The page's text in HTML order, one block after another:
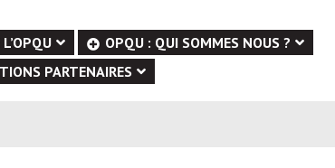
OPQU : QUI SOMMES NOUS ?
PARTENAIRES